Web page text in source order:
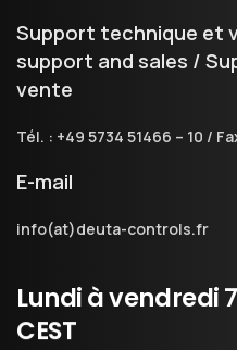
Support technique et
support and sales /
vente
Tél. : +49 5734 51466 – 10 /
E-mail
info(at)deuta-controls.fr
Lundiàvendredi
CEST